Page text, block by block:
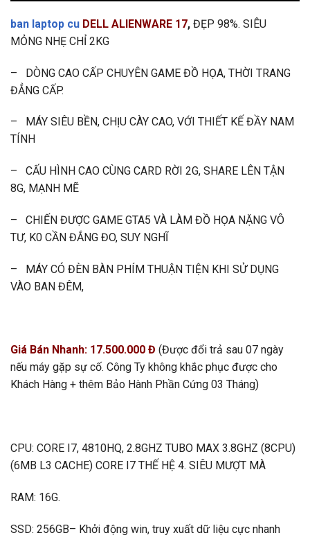
ban laptop cu DELL ALIENWARE 17, ĐẸP 98%. SIÊU
MỎNG NHẸ CHỈ 2KG
– DÒNG CAO CẤP CHUYÊN GAME ĐỒ HỌA, THỜI TRANG
ĐẲNG CẤP.
– MÁY SIÊU BỀN, CHỊU CÀY CAO, VỚI THIẾT KẾ ĐẦY NAM
TÍNH
– CẤU HÌNH CAO CÙNG CARD RỜI 2G, SHARE LÊN TẬN
8G, MẠNH MẼ
– CHIẾN ĐƯỢC GAME GTA5 VÀ LÀM ĐỒ HỌA NẶNG VÔ
TƯ, K0 CẦN ĐẮNG ĐO, SUY NGHĨ
– MÁY CÓ ĐÈN BÀN PHÍM THUẬN TIỆN KHI SỬ DỤNG
VÀO BAN ĐÊM,
Giá Bán Nhanh: 17.500.000 Đ (Được đổi trả sau 07 ngày
nếu máy gặp sự cố. Công Ty không khắc phục được cho
Khách Hàng + thêm Bảo Hành Phần Cứng 03 Tháng)
CPU: CORE I7, 4810HQ, 2.8GHZ TUBO MAX 3.8GHZ (8CPU)
(6MB L3 CACHE) CORE I7 THẾ HỆ 4. SIÊU MƯỢT MÀ
RAM: 16G.
SSD: 256GB– Khởi động win, truy xuất dữ liệu cực nhanh